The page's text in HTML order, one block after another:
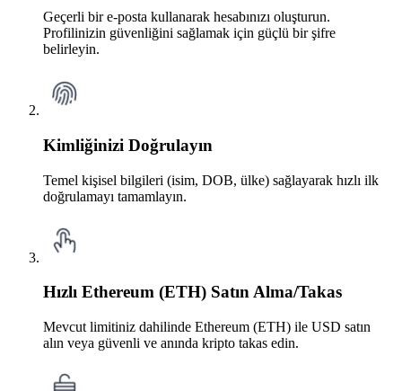
Geçerli bir e-posta kullanarak hesabınızı oluşturun.
Profilinizin güvenliğini sağlamak için güçlü bir şifre
belirleyin.
Kimliğinizi Doğrulayın
Temel kişisel bilgileri (isim, DOB, ülke) sağlayarak hızlı ilk
doğrulamayı tamamlayın.
Hızlı Ethereum (ETH) Satın Alma/Takas
Mevcut limitiniz dahilinde Ethereum (ETH) ile USD satın
alın veya güvenli ve anında kripto takas edin.